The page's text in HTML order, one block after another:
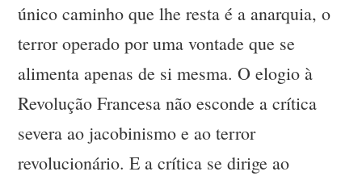
único caminho que lhe resta é a anarquia, o
terror operado por uma vontade que se
alimenta apenas de si mesma. O elogio à
Revolução Francesa não esconde a crítica
severa ao jacobinismo e ao terror
revolucionário. E a crítica se dirige ao